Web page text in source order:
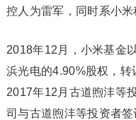
控人为雷军，同时系小米
2018年12月，小米基金
浜光电的4.90%股权，
2017年12月古道煦沣等
司与古道煦沣等投资者